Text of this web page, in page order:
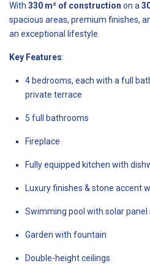
With 330 m² of construction on a
spacious areas, premium finishes,
an exceptional lifestyle.
Key Features:
4 bedrooms, each with a full
private terrace
5 full bathrooms
Fireplace
Fully equipped kitchen with
Luxury finishes & stone accent
Swimming pool with solar panel
Garden with fountain
Double-height ceilings